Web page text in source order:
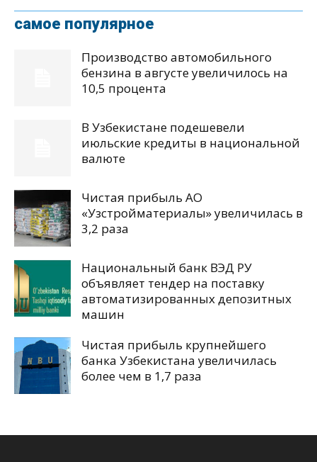
самое популярное
Производство автомобильного
бензина в августе увеличилось на
10,5 процента
В Узбекистане подешевели
июльские кредиты в национальной
валюте
Чистая прибыль АО
«Узстройматериалы» увеличилась в
3,2 раза
Национальный банк ВЭД РУ
объявляет тендер на поставку
автоматизированных депозитных
машин
Чистая прибыль крупнейшего
банка Узбекистана увеличилась
более чем в 1,7 раза